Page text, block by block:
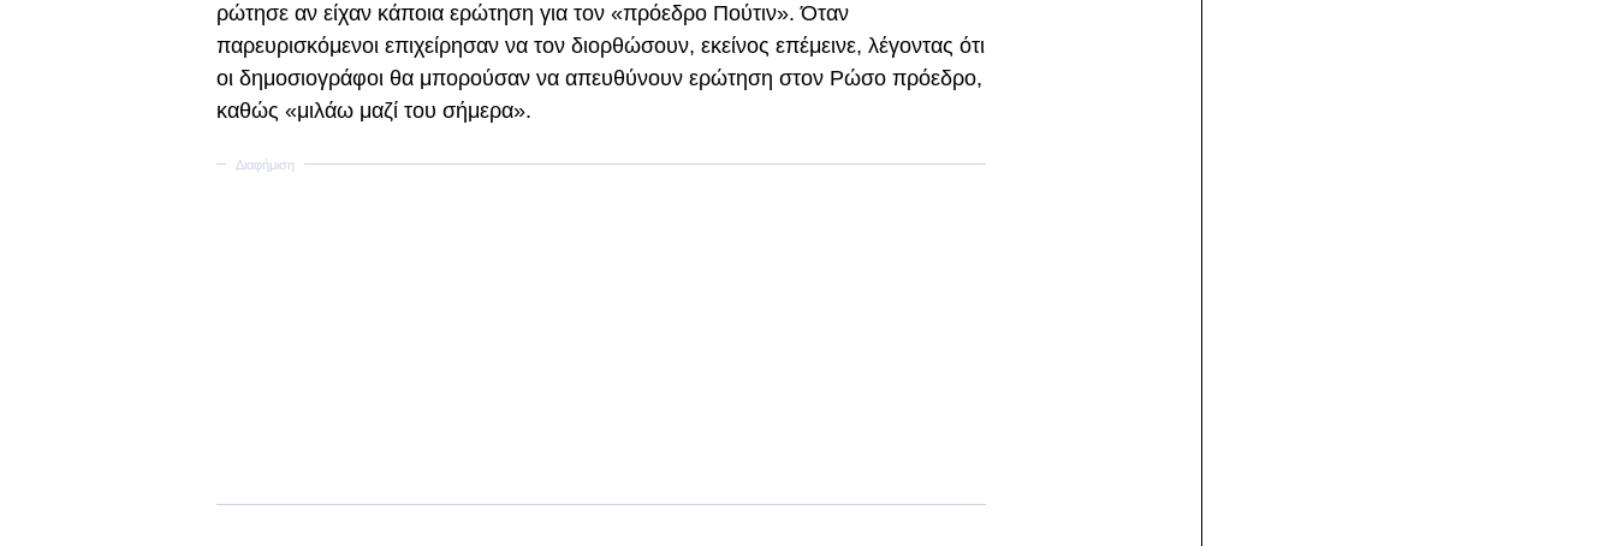
ρώτησε αν είχαν κάποια ερώτηση για τον «πρόεδρο Πούτιν». Όταν
παρευρισκόμενοι επιχείρησαν να τον διορθώσουν, εκείνος επέμεινε, λέγοντας ότι
οι δημοσιογράφοι θα μπορούσαν να απευθύνουν ερώτηση στον Ρώσο πρόεδρο,
καθώς «μιλάω μαζί του σήμερα».